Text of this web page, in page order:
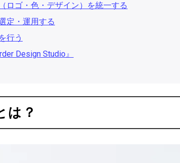
ロゴ・色・デザイン）を統一する
定・運用する
行う
Design Studio』
は？